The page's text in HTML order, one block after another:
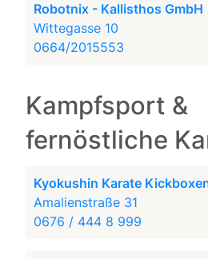
Robotnix - Kallisthos GmbH
Wittegasse 10
0664/2015553
Kampfsport &
fernöstliche
Kyokushin Karate
Amalienstraße 31
0676 / 444 8 999